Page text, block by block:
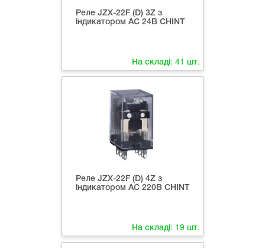
Реле JZX-22F (D) 3Z з
індикатором AC 24В СHINT
На складі: 41 шт.
Реле JZX-22F (D) 4Z з
індикатором AC 220В СHINT
На складі: 19 шт.